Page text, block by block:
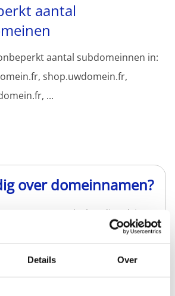
Details Over
aantal
aantal subdomeinnen in:
shop.uwdomein.fr,
...
over domeinnamen?
op en ontvang deskundig advies
van de juiste extensies als het
het perfect aansluit bij uw
project.